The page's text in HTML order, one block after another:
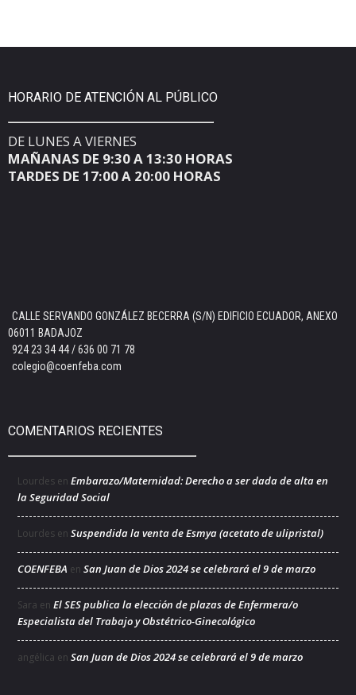
HORARIO DE ATENCIÓN AL PÚBLICO
DE LUNES A VIERNES
MAÑANAS DE 9:30 A 13:30 HORAS
TARDES DE 17:00 A 20:00 HORAS
CALLE SERVANDO GONZÁLEZ BECERRA (S/N) EDIFICIO ECUADOR, ANEXO
06011 BADAJOZ
924 23 34 44 / 636 00 71 78
colegio@coenfeba.com
COMENTARIOS RECIENTES
Lourdes en Embarazo/Maternidad: Derecho a ser dada de alta en
la Seguridad Social
Lourdes en Suspendida la venta de Esmya (acetato de ulipristal)
COENFEBA en San Juan de Dios 2024 se celebrará el 9 de marzo
Sara en El SES publica la elección de plazas de Enfermera/o
Especialista del Trabajo y Obstétrico-Ginecológico
angélica en San Juan de Dios 2024 se celebrará el 9 de marzo